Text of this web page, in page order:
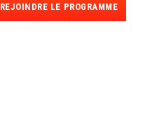
REJOINDRE LE PROGRAMME